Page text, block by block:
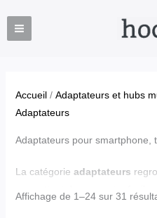
contenu
Accueil/ Adaptateurs et hubs
Adaptateurs
Adaptateurs pour smartphone,
La catégorie adaptateurs
Affichage de 1–24 sur 31